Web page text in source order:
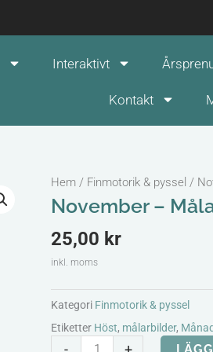
Interaktivt
Kontakt
Hem / Finmotorik & pyssel /
November –
25,00 kr
inkl. moms
Kategori Finmotorik & pyssel
Etiketter Höst, målarbilder,
November